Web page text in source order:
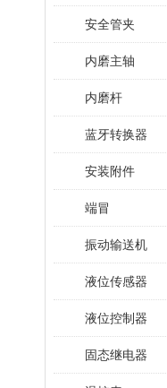
安全管夹
内磨主轴
内磨杆
蓝牙转换器
安装附件
端冒
振动输送机
液位传感器
液位控制器
固态继电器